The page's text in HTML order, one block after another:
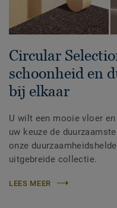
Circular
schoonheid en
bij elkaar
U wilt een mooie vloer
uw keuze de
onze
uitgebreide collectie.
LEES MEER